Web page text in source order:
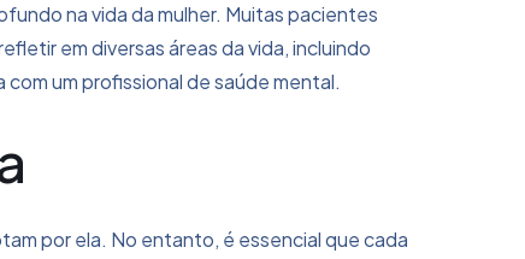
na vida da mulher. Muitas pacientes
em diversas áreas da vida, incluindo
um profissional de saúde mental.
por ela. No entanto, é essencial que cada